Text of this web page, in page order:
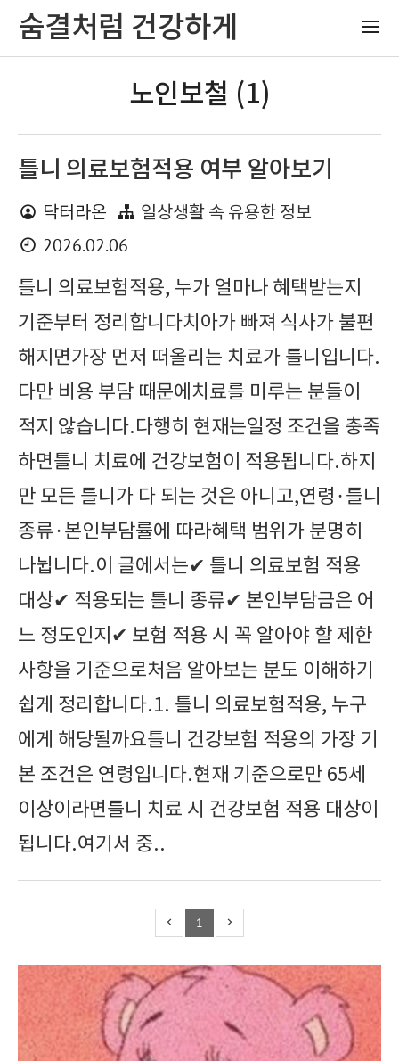
숨결처럼 건강하게
노인보철 (1)
틀니 의료보험적용 여부 알아보기
닥터라온 일상생활 속 유용한 정보
2026.02.06
틀니 의료보험적용, 누가 얼마나 혜택받는지
기준부터 정리합니다치아가 빠져 식사가 불편
해지면가장 먼저 떠올리는 치료가 틀니입니다.
다만 비용 부담 때문에치료를 미루는 분들이
적지 않습니다.다행히 현재는일정 조건을 충족
하면틀니 치료에 건강보험이 적용됩니다.하지
만 모든 틀니가 다 되는 것은 아니고,연령·틀니
종류·본인부담률에 따라혜택 범위가 분명히
나뉩니다.이 글에서는✔ 틀니 의료보험 적용
대상✔ 적용되는 틀니 종류✔ 본인부담금은 어
느 정도인지✔ 보험 적용 시 꼭 알아야 할 제한
사항을 기준으로처음 알아보는 분도 이해하기
쉽게 정리합니다.1. 틀니 의료보험적용, 누구
에게 해당될까요틀니 건강보험 적용의 가장 기
본 조건은 연령입니다.현재 기준으로만 65세
이상이라면틀니 치료 시 건강보험 적용 대상이
됩니다.여기서 중..
1